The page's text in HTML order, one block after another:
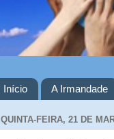
Início A Irmandade
QUINTA-FEIRA, 21 DE